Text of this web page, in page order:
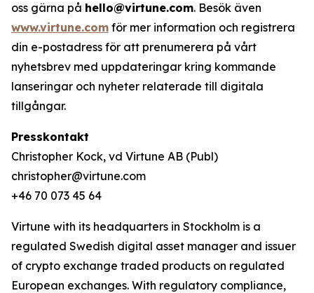
oss gärna på hello@virtune.com. Besök även
www.virtune.com för mer information och registrera
din e-postadress för att prenumerera på vårt
nyhetsbrev med uppdateringar kring kommande
lanseringar och nyheter relaterade till digitala
tillgångar.
Presskontakt
Christopher Kock, vd Virtune AB (Publ)
christopher@virtune.com
+46 70 073 45 64
Virtune with its headquarters in Stockholm is a
regulated Swedish digital asset manager and issuer
of crypto exchange traded products on regulated
European exchanges. With regulatory compliance,